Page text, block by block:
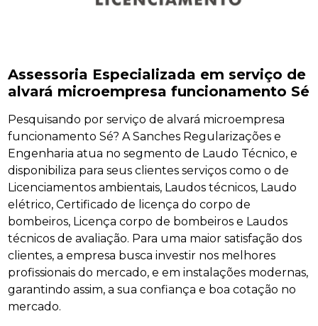
Assessoria Especializada em serviço de
alvará microempresa funcionamento Sé
Pesquisando por serviço de alvará microempresa
funcionamento Sé? A Sanches Regularizações e
Engenharia atua no segmento de Laudo Técnico, e
disponibiliza para seus clientes serviços como o de
Licenciamentos ambientais, Laudos técnicos, Laudo
elétrico, Certificado de licença do corpo de
bombeiros, Licença corpo de bombeiros e Laudos
técnicos de avaliação. Para uma maior satisfação dos
clientes, a empresa busca investir nos melhores
profissionais do mercado, e em instalações modernas,
garantindo assim, a sua confiança e boa cotação no
mercado.